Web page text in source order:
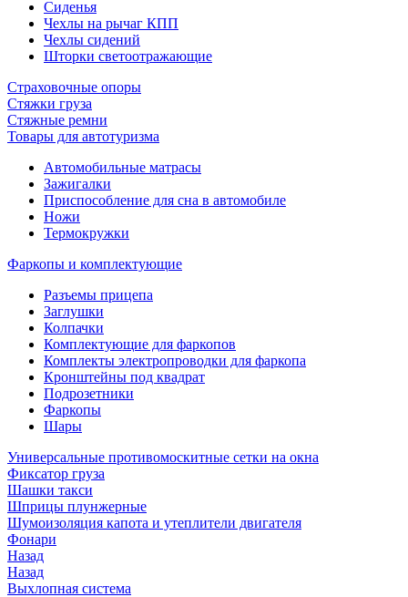
Сиденья
Чехлы на рычаг КПП
Чехлы сидений
Шторки светоотражающие
Страховочные опоры
Стяжки груза
Стяжные ремни
Товары для автотуризма
Автомобильные матрасы
Зажигалки
Приспособление для сна в автомобиле
Ножи
Термокружки
Фаркопы и комплектующие
Разъемы прицепа
Заглушки
Колпачки
Комплектующие для фаркопов
Комплекты электропроводки для фаркопа
Кронштейны под квадрат
Подрозетники
Фаркопы
Шары
Универсальные противомоскитные сетки на окна
Фиксатор груза
Шашки такси
Шприцы плунжерные
Шумоизоляция капота и утеплители двигателя
Фонари
Назад
Назад
Выхлопная система